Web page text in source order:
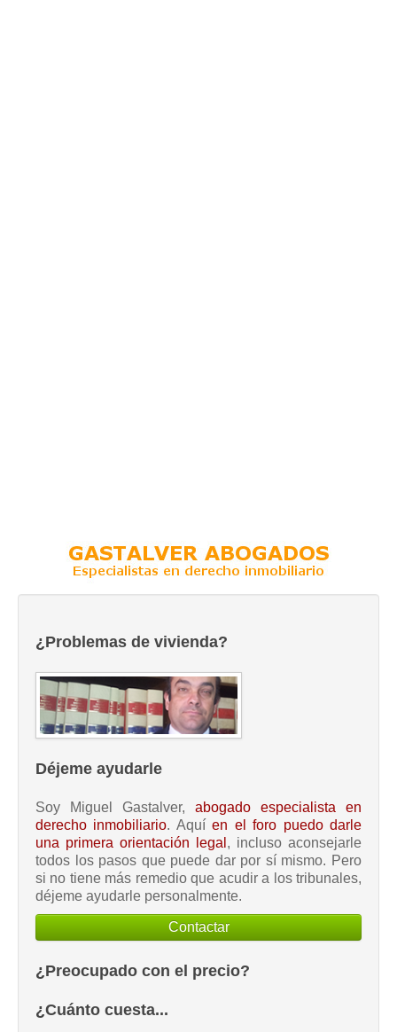
¿Problemas de vivienda?
Déjeme ayudarle
Soy Miguel Gastalver, abogado especialista en
derecho inmobiliario. Aquíen el foro puedo darle
una primera orientación legal , incluso aconsejarle
todos los pasos que puede dar por sí mismo. Pero
si no tiene más remedio que acudir a los tribunales,
déjeme ayudarle personalmente.
Contactar
¿Preocupado con el precio?
¿Cuánto cuesta...